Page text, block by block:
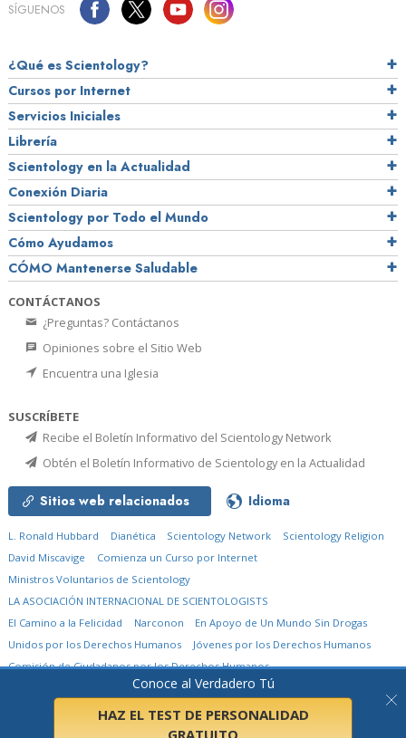
Conoce al Verdadero Tú
HAZ EL TEST DE PERSONALIDAD
GRATUITO
SÍGUENOS
¿Qué es Scientology?
Cursos por Internet
Servicios Iniciales
Librería
Scientology en la Actualidad
Conexión Diaria
Scientology por Todo el Mundo
Cómo Ayudamos
CÓMO Mantenerse Saludable
CONTÁCTANOS
¿Preguntas? Contáctanos
Opiniones sobre el Sitio Web
Encuentra una Iglesia
SUSCRÍBETE
Recibe el Boletín Informativo del Scientology Network
Obtén el Boletín Informativo de Scientology en la Actualidad
Sitios web relacionados Idioma
L. Ronald Hubbard Dianética Scientology Network
Scientology Religion
David Miscavige
Comienza un Curso por Internet
Ministros Voluntarios de Scientology
LA ASOCIACIÓN INTERNACIONAL DE SCIENTOLOGISTS
El Camino a la Felicidad
Narconon
En Apoyo de Un Mundo Sin Drogas
Unidos por los Derechos Humanos
Jóvenes por los Derechos Humanos
Comisión de Ciudadanos por los Derechos Humanos
Church of Scientology International.Todos los derechos reservados.
Aviso de privacidad•Política de cookies •Términos de uso•Aviso legal